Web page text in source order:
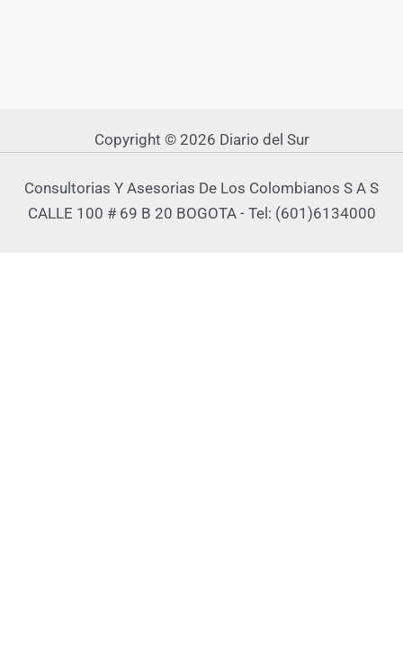
Copyright © 2026 Diario del Sur
Consultorias Y Asesorias De Los Colombianos S A S
CALLE 100 # 69 B 20 BOGOTA - Tel: (601)6134000